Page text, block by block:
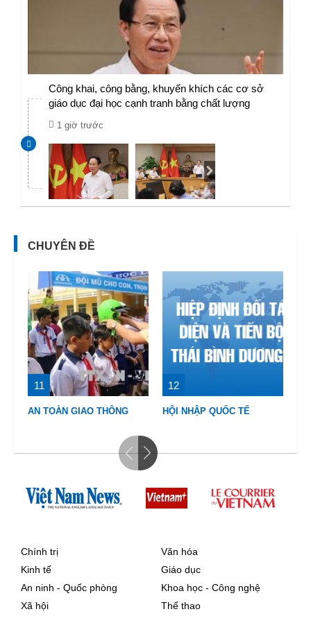
Công khai, công bằng, khuyến khích các cơ sở
giáo dục đại học cạnh tranh bằng chất lượng​
1 giờ trước
CHUYÊN ĐỀ
11
AN TOÀN GIAO THÔNG
12
HỘI NHẬP QUỐC TẾ
Chính trị
Kinh tế
An ninh - Quốc phòng
Xã hội
Văn hóa
Giáo dục
Khoa học - Công nghệ
Thể thao